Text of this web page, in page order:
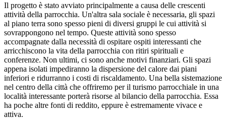
Il progetto è stato avviato principalmente a causa delle crescenti
attività della parrocchia. Un'altra sala sociale è necessaria, gli spazi
al piano terra sono spesso pieni di diversi gruppi le cui attività si
sovrappongono nel tempo. Queste attività sono spesso
accompagnate dalla necessità di ospitare ospiti interessanti che
arricchiscono la vita della parrocchia con ritiri spirituali e
conferenze. Non ultimi, ci sono anche motivi finanziari. Gli spazi
appena isolati impediranno la dispersione del calore dai piani
inferiori e ridurranno i costi di riscaldamento. Una bella sistemazione
nel centro della città che offriremo per il turismo parrocchiale in una
località interessante porterà risorse al bilancio della parrocchia. Essa
ha poche altre fonti di reddito, eppure è estremamente vivace e
attiva.